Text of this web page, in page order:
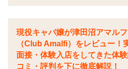
現役キャバ嬢が津田沼アマルフ
（Club Amalfi）をレビュー！
面接・体験入店をしてきた体
コミ・評判を下に徹底解説！